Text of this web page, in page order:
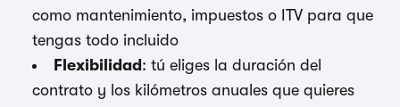
como mantenimiento, impuestos o ITV para que
tengas todo incluido
Flexibilidad : tú eliges la duración del
contrato y los kilómetros anuales que quieres